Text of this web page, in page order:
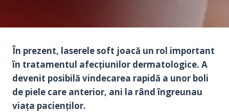
În prezent, laserele soft joacă un rol important
în tratamentul afecțiunilor dermatologice. A
devenit posibilă vindecarea rapidă a unor boli
de piele care anterior, ani la rând îngreunau
viața pacienților.